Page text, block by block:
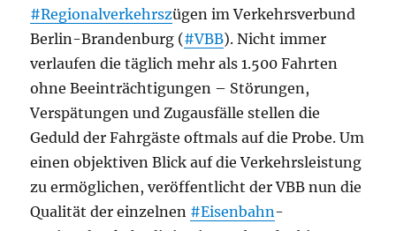
#Regionalverkehrszügen im Verkehrsverbund
Berlin-Brandenburg (#VBB). Nicht immer
verlaufen die täglich mehr als 1.500 Fahrten
ohne Beeinträchtigungen – Störungen,
Verspätungen und Zugausfälle stellen die
Geduld der Fahrgäste oftmals auf die Probe. Um
einen objektiven Blick auf die Verkehrsleistung
zu ermöglichen, veröffentlicht der VBB nun die
Qualität der einzelnen #Eisenbahn-